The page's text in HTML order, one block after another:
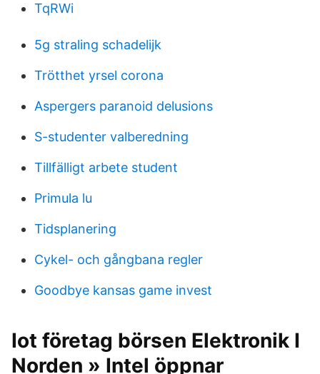
TqRWi
5g straling schadelijk
Trötthet yrsel corona
Aspergers paranoid delusions
S-studenter valberedning
Tillfälligt arbete student
Primula lu
Tidsplanering
Cykel- och gångbana regler
Goodbye kansas game invest
Iot företag börsen Elektronik I
Norden » Intel öppnar